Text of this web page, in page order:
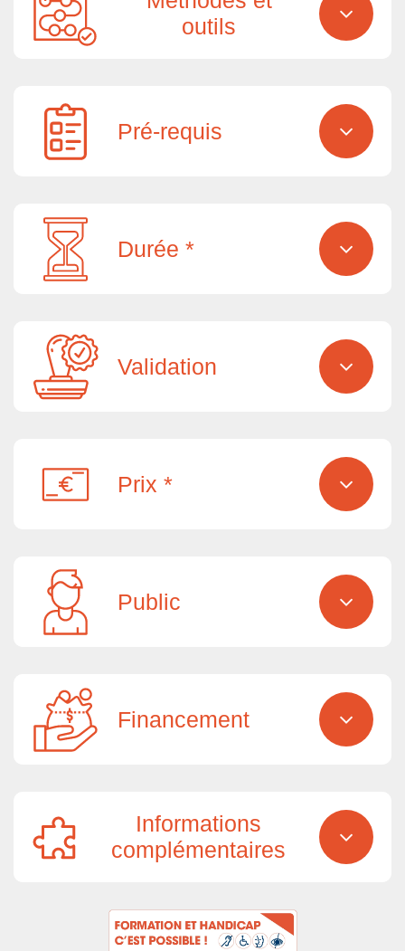
outils
Pré-requis
Durée *
Validation
Prix *
Public
Financement
Informations
complémentaires